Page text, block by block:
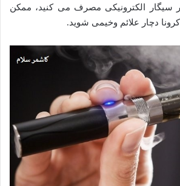
سیگار الکترونیکی مصرف می‌ کنید، ممکن
کرونا دچار علائم وخیمی شوید.